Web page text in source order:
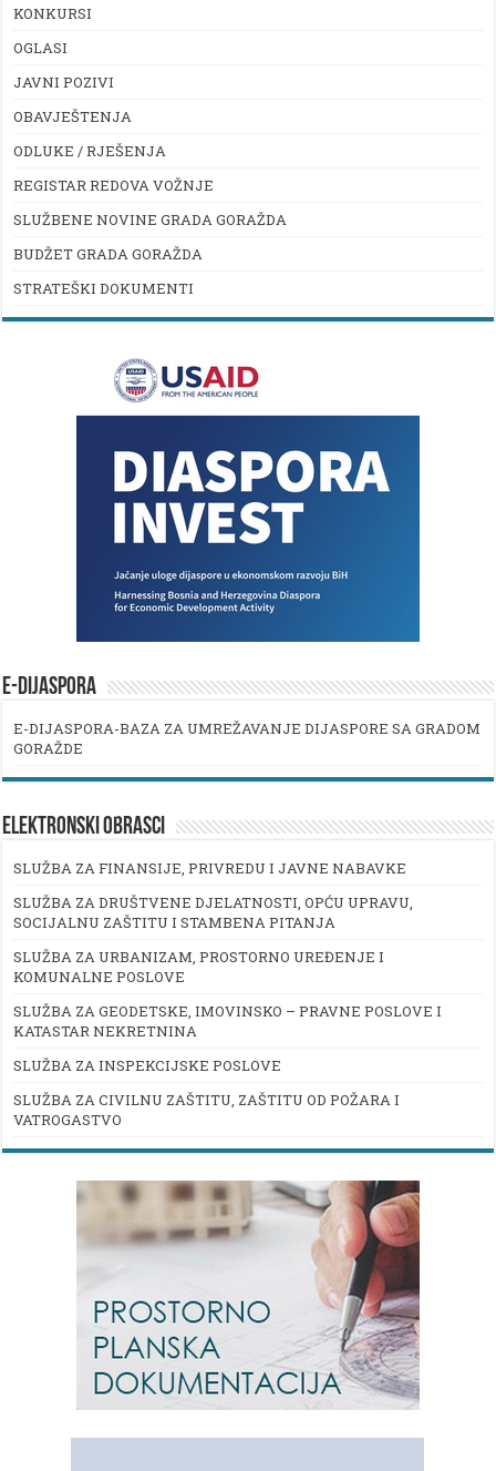
KONKURSI
OGLASI
JAVNI POZIVI
OBAVJEŠTENJA
ODLUKE / RJEŠENJA
REGISTAR REDOVA VOŽNJE
SLUŽBENE NOVINE GRADA GORAŽDA
BUDŽET GRADA GORAŽDA
STRATEŠKI DOKUMENTI
E-DIJASPORA
E-DIJASPORA-BAZA ZA UMREŽAVANJE DIJASPORE SA GRADOM
GORAŽDE
ELEKTRONSKI OBRASCI
SLUŽBA ZA FINANSIJE, PRIVREDU I JAVNE NABAVKE
SLUŽBA ZA DRUŠTVENE DJELATNOSTI, OPĆU UPRAVU,
SOCIJALNU ZAŠTITU I STAMBENA PITANJA
SLUŽBA ZA URBANIZAM, PROSTORNO UREĐENJE I
KOMUNALNE POSLOVE
SLUŽBA ZA GEODETSKE, IMOVINSKO – PRAVNE POSLOVE I
KATASTAR NEKRETNINA
SLUŽBA ZA INSPEKCIJSKE POSLOVE
SLUŽBA ZA CIVILNU ZAŠTITU, ZAŠTITU OD POŽARA I
VATROGASTVO